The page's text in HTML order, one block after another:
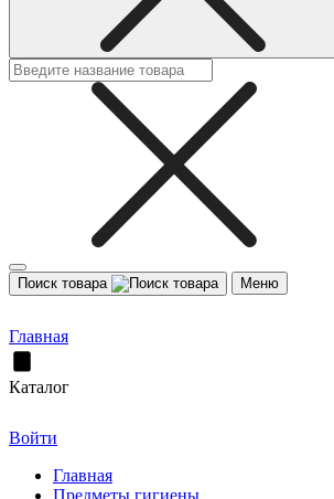
Поиск товара Меню
Главная
Каталог
Войти
Главная
Предметы гигиены